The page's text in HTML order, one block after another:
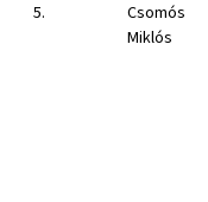
5.
Csomós
Miklós